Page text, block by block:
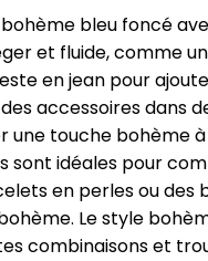
bleu foncé
et fluide, comme
en jean pour
accessoires dans
touche bohème
idéales pour
en perles ou des
Le style
combinaisons et